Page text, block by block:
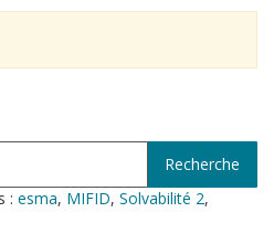
: esma, MIFID, Solvabilité 2,